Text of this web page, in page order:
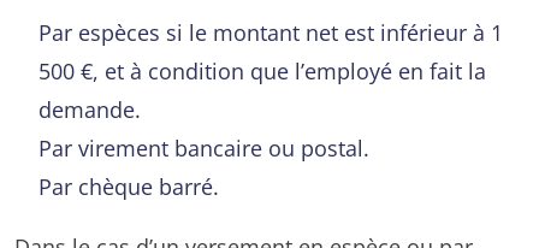
Par espèces si le montant net est inférieur à 1
500 €, et à condition que l’employé en fait la
demande.
Par virement bancaire ou postal.
Par chèque barré.